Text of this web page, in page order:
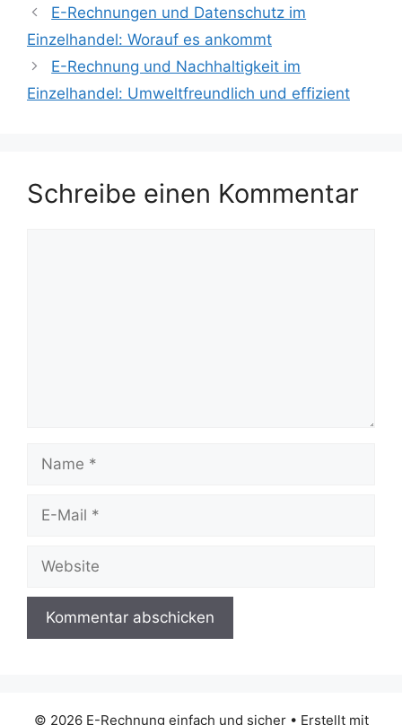
E-Rechnungen und Datenschutz im
Einzelhandel: Worauf es ankommt
E-Rechnung und Nachhaltigkeit im
Einzelhandel: Umweltfreundlich und effizient
Schreibe einen Kommentar
Name
Website
© 2026 E-Rechnung einfach und sicher• Erstellt mit